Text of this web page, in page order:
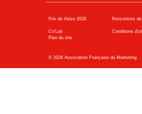
Prix de thèse 2026 Rencontres
Co’Lab
Conditions
Plan du site
© 2026Association Française du Marketing